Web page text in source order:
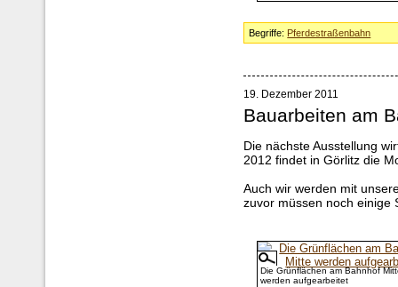
Begriffe: Pferdestraßenbahn
19. Dezember 2011
Bauarbeiten am
Die nächste Ausstellung
2012 findet in Görlitz die
Auch wir werden mit
zuvor müssen noch einige
Die Grünflächen am Bahnhof
werden aufgearbeitet